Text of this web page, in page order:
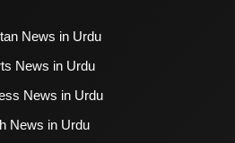
News in Urdu
News in Urdu
News in Urdu
News in Urdu